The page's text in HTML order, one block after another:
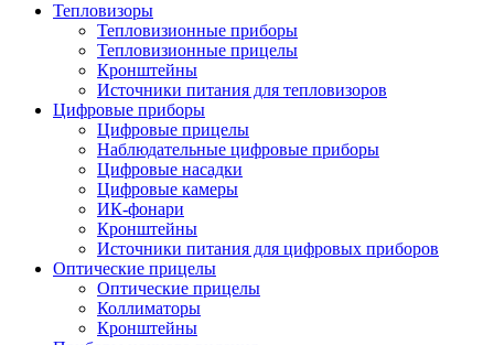
Тепловизоры
Тепловизионные приборы
Тепловизионные прицелы
Кронштейны
Источники питания для тепловизоров
Цифровые приборы
Цифровые прицелы
Наблюдательные цифровые приборы
Цифровые насадки
Цифровые камеры
ИК-фонари
Кронштейны
Источники питания для цифровых приборов
Оптические прицелы
Оптические прицелы
Коллиматоры
Кронштейны